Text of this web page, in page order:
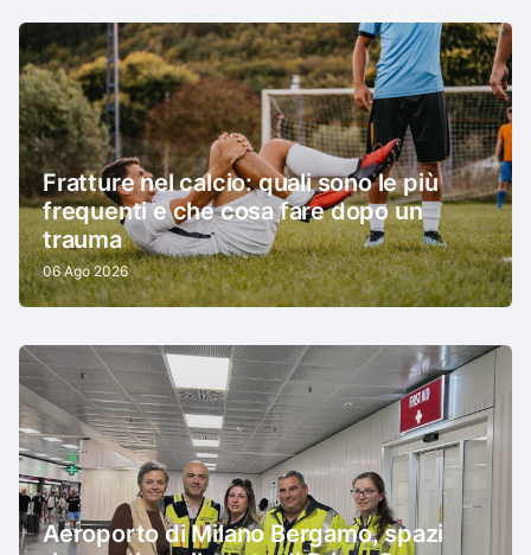
Fratture nel calcio: quali sono le più
frequenti e che cosa fare dopo un
trauma
06 Ago 2026
Aeroporto di Milano Bergamo, spazi